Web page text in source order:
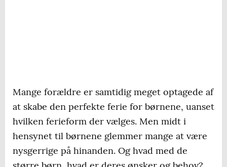
Mange forældre er samtidig meget optagede af
at skabe den perfekte ferie for børnene, uanset
hvilken ferieform der vælges. Men midt i
hensynet til børnene glemmer mange at være
nysgerrige på hinanden. Og hvad med de